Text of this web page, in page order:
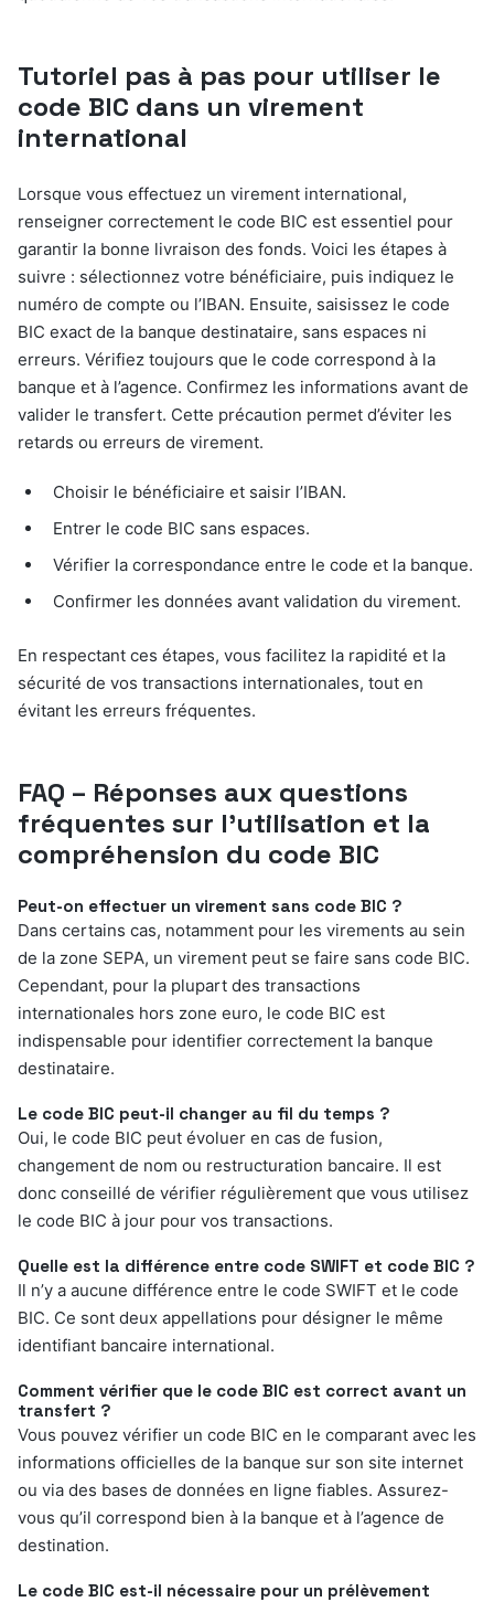
Tutoriel pas à pas pour utiliser le
code BIC dans un virement
international
Lorsque vous effectuez un virement international,
renseigner correctement le code BIC est essentiel pour
garantir la bonne livraison des fonds. Voici les étapes à
suivre : sélectionnez votre bénéficiaire, puis indiquez le
numéro de compte ou l’IBAN. Ensuite, saisissez le code
BIC exact de la banque destinataire, sans espaces ni
erreurs. Vérifiez toujours que le code correspond à la
banque et à l’agence. Confirmez les informations avant de
valider le transfert. Cette précaution permet d’éviter les
retards ou erreurs de virement.
Choisir le bénéficiaire et saisir l’IBAN.
Entrer le code BIC sans espaces.
Vérifier la correspondance entre le code et la banque.
Confirmer les données avant validation du virement.
En respectant ces étapes, vous facilitez la rapidité et la
sécurité de vos transactions internationales, tout en
évitant les erreurs fréquentes.
FAQ – Réponses aux questions
fréquentes sur l’utilisation et la
compréhension du code BIC
Peut-on effectuer un virement sans code BIC ?
Dans certains cas, notamment pour les virements au sein
de la zone SEPA, un virement peut se faire sans code BIC.
Cependant, pour la plupart des transactions
internationales hors zone euro, le code BIC est
indispensable pour identifier correctement la banque
destinataire.
Le code BIC peut-il changer au fil du temps ?
Oui, le code BIC peut évoluer en cas de fusion,
changement de nom ou restructuration bancaire. Il est
donc conseillé de vérifier régulièrement que vous utilisez
le code BIC à jour pour vos transactions.
Quelle est la différence entre code SWIFT et code BIC ?
Il n’y a aucune différence entre le code SWIFT et le code
BIC. Ce sont deux appellations pour désigner le même
identifiant bancaire international.
Comment vérifier que le code BIC est correct avant un
transfert ?
Vous pouvez vérifier un code BIC en le comparant avec les
informations officielles de la banque sur son site internet
ou via des bases de données en ligne fiables. Assurez-
vous qu’il correspond bien à la banque et à l’agence de
destination.
Le code BIC est-il nécessaire pour un prélèvement